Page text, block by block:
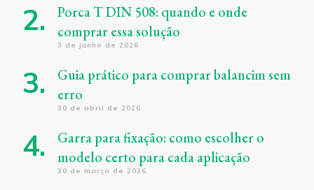
Porca T DIN 508: quando e onde
comprar essa solução
3 de junho de 2026
Guia prático para comprar balancim sem
erro
30 de abril de 2026
Garra para fixação: como escolher o
modelo certo para cada aplicação
30 de março de 2026